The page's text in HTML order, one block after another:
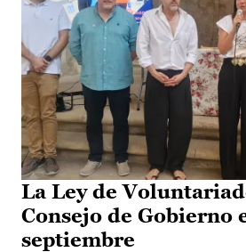
La Ley de
Consejo de Gobierno
septiembre